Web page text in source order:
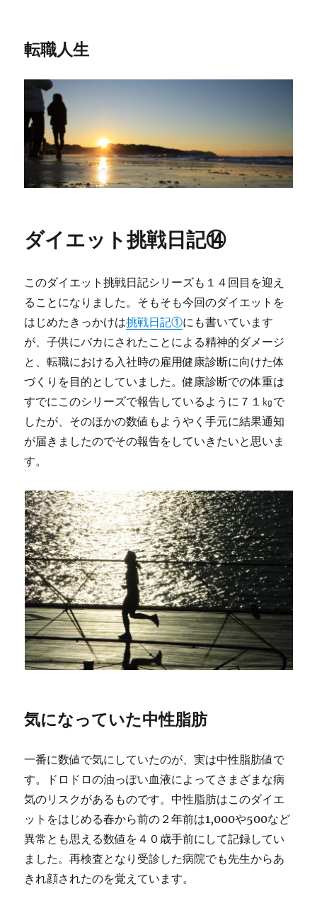
転職人生
ダイエット挑戦日記⑭
このダイエット挑戦日記シリーズも１４回目を迎え
ることになりました。そもそも今回のダイエットを
はじめたきっかけは挑戦日記①にも書いています
が、子供にバカにされたことによる精神的ダメージ
と、転職における入社時の雇用健康診断に向けた体
づくりを目的としていました。健康診断での体重は
すでにこのシリーズで報告しているように７１㎏で
したが、そのほかの数値もようやく手元に結果通知
が届きましたのでその報告をしていきたいと思いま
す。
気になっていた中性脂肪
一番に数値で気にしていたのが、実は中性脂肪値で
す。ドロドロの油っぽい血液によってさまざまな病
気のリスクがあるものです。中性脂肪はこのダイエ
ットをはじめる春から前の２年前は1,000や500など
異常とも思える数値を４０歳手前にして記録してい
ました。再検査となり受診した病院でも先生からあ
きれ顔されたのを覚えています。